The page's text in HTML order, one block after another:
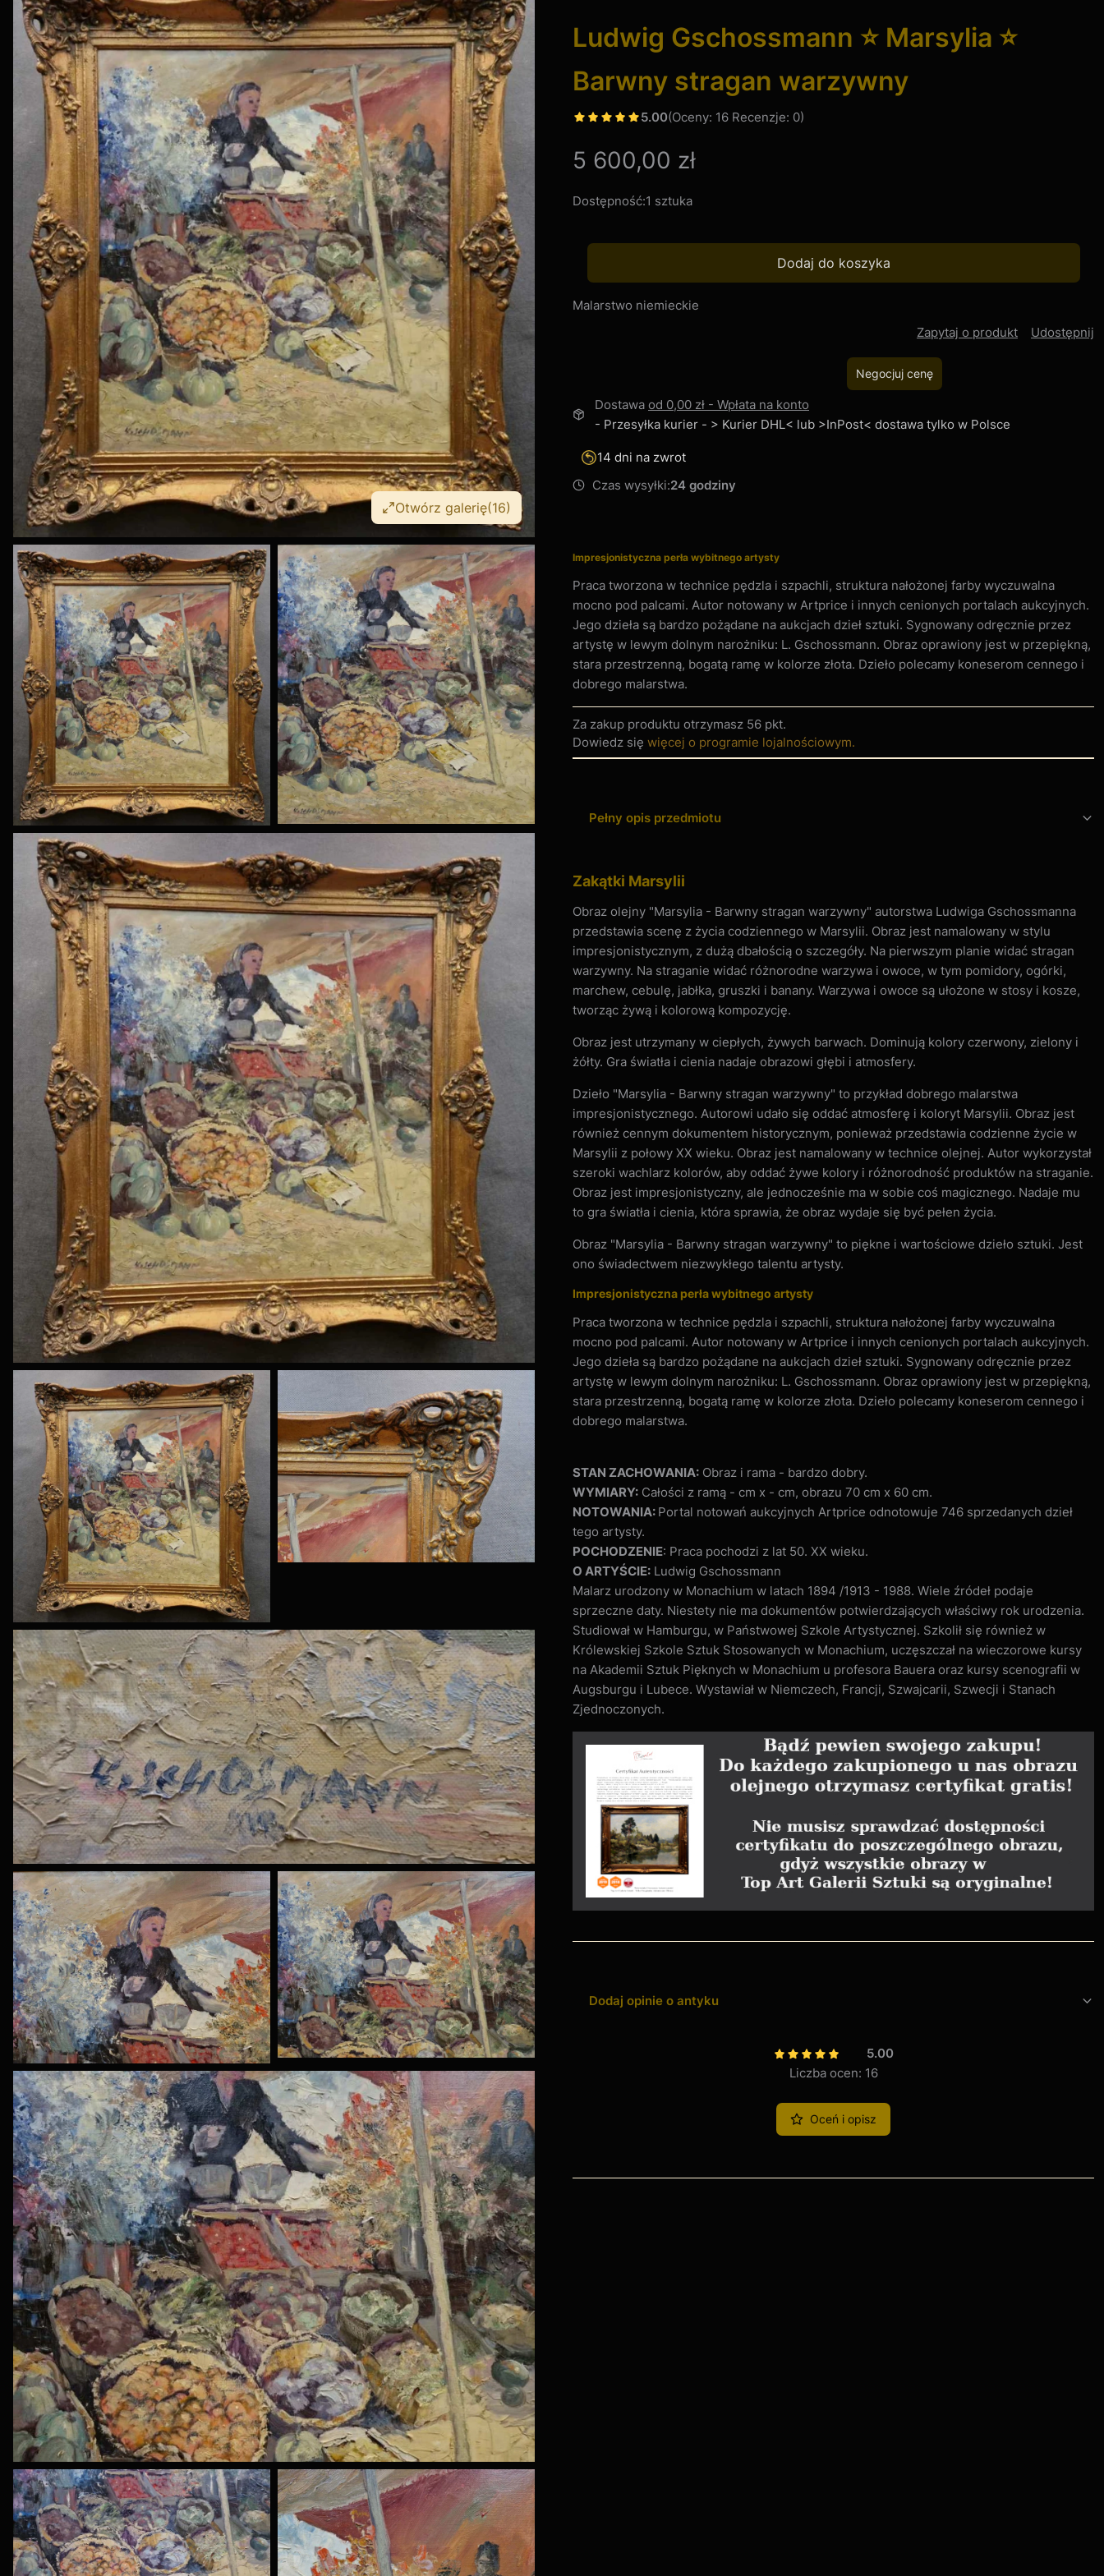
Otwórz galerię(16)
Ludwig Gschossmann ⭐ Marsylia ⭐
Barwny stragan warzywny
5.00(Oceny: 16 Recenzje: 0)
Cena
5 600,00 zł
Dostępność:1 sztuka
Dodaj do koszyka
Malarstwo niemieckie
Zapytaj o produkt
Udostępnij
Negocjuj cenę
Dostawa od 0,00 zł - Wpłata na konto
- Przesyłka kurier - > Kurier DHL< lub >InPost< dostawa tylko w Polsce
14 dni na zwrot
Czas wysyłki:24 godziny
Impresjonistyczna perła wybitnego artysty
Praca tworzona w technice pędzla i szpachli, struktura nałożonej farby wyczuwalna
mocno pod palcami. Autor notowany w Artprice i innych cenionych portalach aukcyjnych.
Jego dzieła są bardzo pożądane na aukcjach dzieł sztuki. Sygnowany odręcznie przez
artystę w lewym dolnym narożniku: L. Gschossmann. Obraz oprawiony jest w przepiękną,
stara przestrzenną, bogatą ramę w kolorze złota. Dzieło polecamy koneserom cennego i
dobrego malarstwa.
Za zakup produktu otrzymasz 56 pkt.
Dowiedz się więcej o programie lojalnościowym.
Pełny opis przedmiotu
Zakątki Marsylii
Obraz olejny "Marsylia - Barwny stragan warzywny" autorstwa Ludwiga Gschossmanna
przedstawia scenę z życia codziennego w Marsylii. Obraz jest namalowany w stylu
impresjonistycznym, z dużą dbałością o szczegóły. Na pierwszym planie widać stragan
warzywny. Na straganie widać różnorodne warzywa i owoce, w tym pomidory, ogórki,
marchew, cebulę, jabłka, gruszki i banany. Warzywa i owoce są ułożone w stosy i kosze,
tworząc żywą i kolorową kompozycję.
Obraz jest utrzymany w ciepłych, żywych barwach. Dominują kolory czerwony, zielony i
żółty. Gra światła i cienia nadaje obrazowi głębi i atmosfery.
Dzieło "Marsylia - Barwny stragan warzywny" to przykład dobrego malarstwa
impresjonistycznego. Autorowi udało się oddać atmosferę i koloryt Marsylii. Obraz jest
również cennym dokumentem historycznym, ponieważ przedstawia codzienne życie w
Marsylii z połowy XX wieku. Obraz jest namalowany w technice olejnej. Autor wykorzystał
szeroki wachlarz kolorów, aby oddać żywe kolory i różnorodność produktów na straganie.
Obraz jest impresjonistyczny, ale jednocześnie ma w sobie coś magicznego. Nadaje mu
to gra światła i cienia, która sprawia, że obraz wydaje się być pełen życia.
Obraz "Marsylia - Barwny stragan warzywny" to piękne i wartościowe dzieło sztuki. Jest
ono świadectwem niezwykłego talentu artysty.
Impresjonistyczna perła wybitnego artysty
Praca tworzona w technice pędzla i szpachli, struktura nałożonej farby wyczuwalna
mocno pod palcami. Autor notowany w Artprice i innych cenionych portalach aukcyjnych.
Jego dzieła są bardzo pożądane na aukcjach dzieł sztuki. Sygnowany odręcznie przez
artystę w lewym dolnym narożniku: L. Gschossmann. Obraz oprawiony jest w przepiękną,
stara przestrzenną, bogatą ramę w kolorze złota. Dzieło polecamy koneserom cennego i
dobrego malarstwa.
STAN ZACHOWANIA: Obraz i rama - bardzo dobry.
WYMIARY: Całości z ramą - cm x - cm, obrazu 70 cm x 60 cm.
NOTOWANIA: Portal notowań aukcyjnych Artprice odnotowuje 746 sprzedanych dzieł
tego artysty.
POCHODZENIE: Praca pochodzi z lat 50. XX wieku.
O ARTYŚCIE: Ludwig Gschossmann
Malarz urodzony w Monachium w latach 1894 /1913 - 1988. Wiele źródeł podaje
sprzeczne daty. Niestety nie ma dokumentów potwierdzających właściwy rok urodzenia.
Studiował w Hamburgu, w Państwowej Szkole Artystycznej. Szkolił się również w
Królewskiej Szkole Sztuk Stosowanych w Monachium, uczęszczał na wieczorowe kursy
na Akademii Sztuk Pięknych w Monachium u profesora Bauera oraz kursy scenografii w
Augsburgu i Lubece. Wystawiał w Niemczech, Francji, Szwajcarii, Szwecji i Stanach
Zjednoczonych.
Dodaj opinie o antyku
5.00
Liczba ocen: 16
Oceń i opisz